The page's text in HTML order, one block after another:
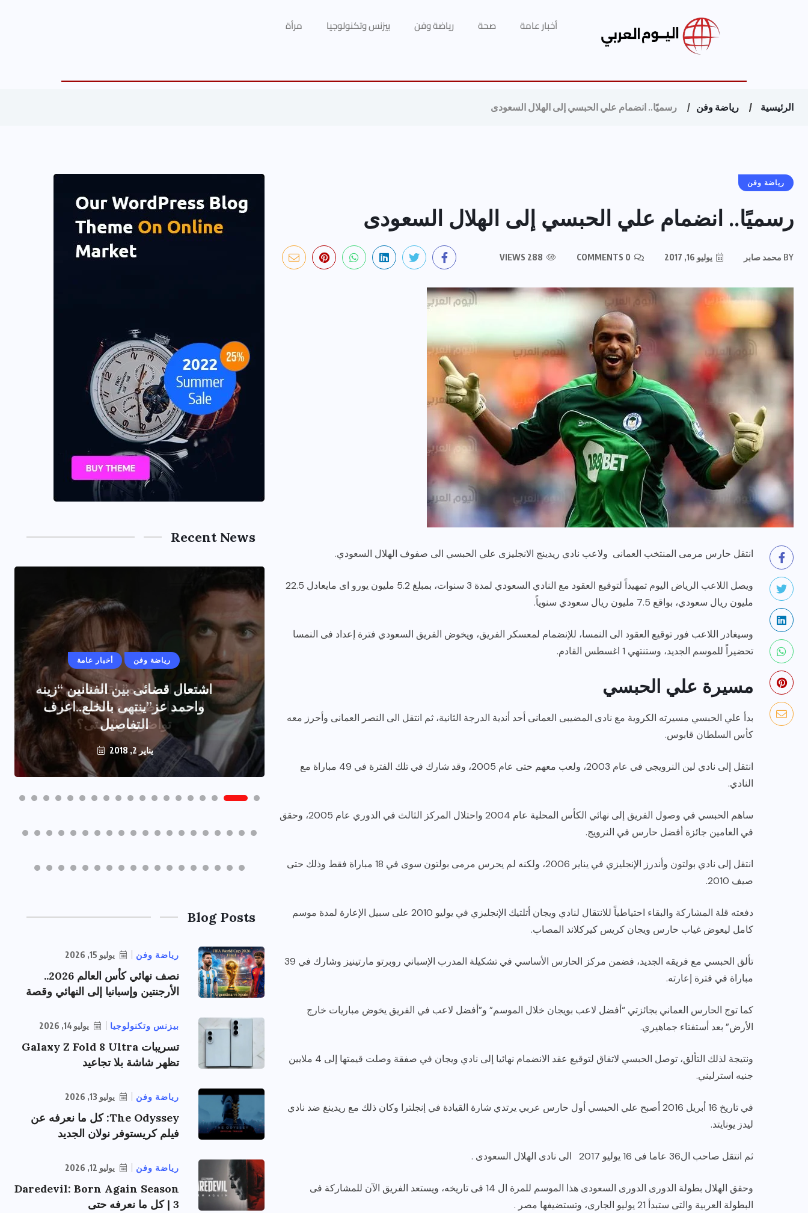
أخبار عامة صحة رياضة وفن بيزنس وتكنولوجيا مرأة
الرئيسية رياضة وفن رسميًا.. انضمام علي الحبسي إلى الهلال السعودى
رياضة وفن
رسميًا.. انضمام علي الحبسي إلى الهلال السعودى
BY محمد صابر يوليو 16, 2017
انتقل حارس مرمى المنتخب العمانى ولاعب نادي ريدينج الانجليزى علي الحبسي الى صفوف الهلال السعودي.
ويصل اللاعب الرياض اليوم تمهيداً لتوقيع العقود مع النادي السعودي لمدة 3 سنوات، بمبلغ 5.2 مليون يورو اى مايعادل 22.5
مليون ريال سعودي، بواقع 7.5 مليون ريال سعودي سنوياً.
وسيغادر اللاعب فور توقيع العقود الى النمسا، للإنضمام لمعسكر الفريق، ويخوض الفريق السعودي فترة إعداد فى النمسا
تحضيراً للموسم الجديد، وستنتهي 1 اغسطس القادم.
مسيرة علي الحبسي
بدأ علي الحبسي مسيرته الكروية مع نادى المضيبى العمانى أحد أندية الدرجة الثانية، ثم انتقل الى النصر العمانى وأحرز معه
كأس السلطان قابوس.
انتقل إلى نادي لين النرويجي في عام 2003، ولعب معهم حتى عام 2005، وقد شارك في تلك الفترة في 49 مباراة مع
النادي.
ساهم الحبسي في وصول الفريق إلى نهائي الكأس المحلية عام 2004 واحتلال المركز الثالث في الدوري عام 2005، وحقق
في العامين جائزة أفضل حارس في النرويج.
انتقل إلى نادي بولتون وأندرز الإنجليزي في يناير 2006، ولكنه لم يحرس مرمى بولتون سوى في 18 مباراة فقط وذلك حتى
صيف 2010.
دفعته قلة المشاركة والبقاء احتياطياً للانتقال لنادي ويجان أتلتيك الإنجليزي في يوليو 2010 على سبيل الإعارة لمدة موسم
كامل ليعوض غياب حارس ويجان كريس كيركلاند المصاب.
تألق الحبسي مع فريقه الجديد، فضمن مركز الحارس الأساسي في تشكيلة المدرب الإسباني روبرتو مارتينيز وشارك في 39
مباراة في فترة إعارته.
كما توج الحارس العماني بجائزتي “أفضل لاعب بويجان خلال الموسم” و”أفضل لاعب في الفريق يخوض مباريات خارج
الأرض” بعد أستفتاء جماهيري.
ونتيجة لذلك التألق، توصل الحبسي لاتفاق لتوقيع عقد الانضمام نهائيا إلى نادي ويجان في صفقة وصلت قيمتها إلى 4 ملايين
جنيه استرليني.
في تاريخ 16 أبريل 2016 أصبح علي الحبسي أول حارس عربي يرتدي شارة القيادة في إنجلترا وكان ذلك مع ريدينغ ضد نادي
ليدز يونايتد.
ثم انتقل صاحب ال36 عاما فى 16 يوليو 2017 الى نادى الهلال السعودى .
وحقق الهلال بطولة الدورى الدورى السعودى هذا الموسم للمرة ال 14 فى تاريخه، ويستعد الفريق الآن للمشاركة فى
البطولة العربية والتى ستبدأ 21 يوليو الجارى، وتستضيفها مصر .
Recent News
أخبار عامة رياضة وفن
اشتعال قضائى بين الفنانين “زينه
واحمد عز”ينتهى بالخلع..اعرف
التفاصيل
يناير 2, 2018
اعتزالها الفن
رصد اهم تصاريحات
يسرى..فما هى؟
نجوم
Blog Posts
رياضة وفن يوليو 15, 2026
نصف نهائي كأس العالم 2026..
الأرجنتين وإسبانيا إلى النهائي وقصة
بيزنس وتكنولوجيا يوليو 14, 2026
تسريبات Galaxy Z Fold 8 Ultra
تظهر شاشة بلا تجاعيد
رياضة وفن يوليو 13, 2026
The Odyssey: كل ما نعرفه عن
فيلم كريستوفر نولان الجديد
رياضة وفن يوليو 12, 2026
Daredevil: Born Again Season
3 | كل ما نعرفه حتى